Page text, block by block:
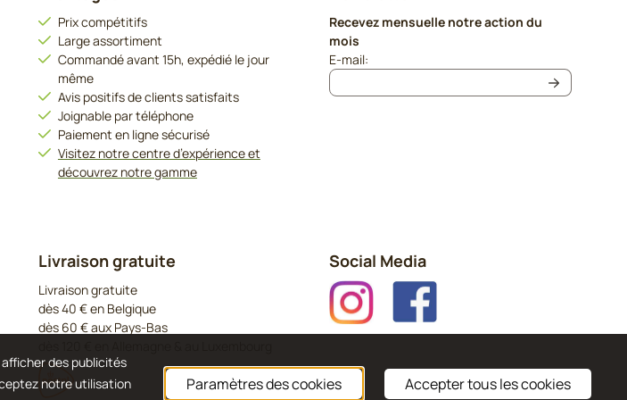
Prix compétitifs
Large assortiment
Commandé avant 15h, expédié le jour
même
Avis positifs de clients satisfaits
Joignable par téléphone
Paiement en ligne sécurisé
Visitez notre centre d’expérience et
découvrez notre gamme
Recevez mensuelle notre action du
mois
E-mail:Saisissez votre adresse e-mail pour la
Livraison gratuite
Livraison gratuite
dès 40 € en Belgique
dès 60 € aux Pays-Bas
Social Media
des publicités
notre utilisation
Paramètres des cookies Accepter tous les cookies